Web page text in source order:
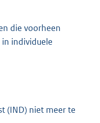
die voorheen
individuele
(IND) niet meer te